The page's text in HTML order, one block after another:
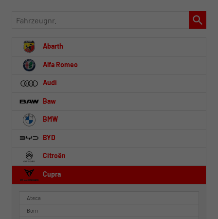
Fahrzeugnr.
Abarth
Alfa Romeo
Audi
Baw
BMW
BYD
Citroën
Cupra
Ateca
Born